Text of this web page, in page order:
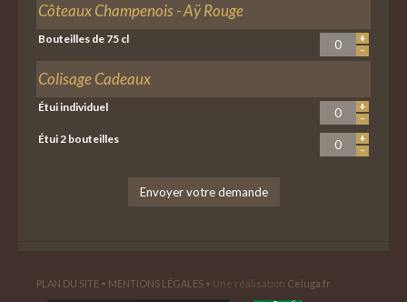
Côteaux Champenois - Aÿ Rouge
Bouteilles de 75 cl
Colisage Cadeaux
Étui individuel
Étui 2 bouteilles
PLAN DU SITE • MENTIONS LÉGALES • Une réalisation Celuga.fr